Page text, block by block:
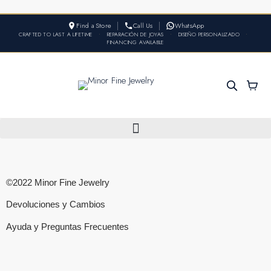
Find a Store Call Us WhatsApp
CRAFTED TO LAST A LIFETIME • REPARACIÓN DE JOYAS • DISEÑO PERSONALIZADO
•
FINANCING AVAILABLE
©2022 Minor Fine Jewelry
Devoluciones y Cambios
Ayuda y Preguntas Frecuentes